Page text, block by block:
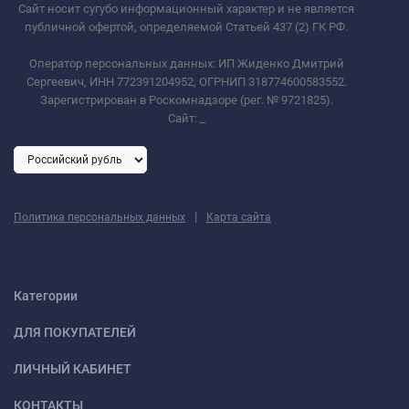
Сайт носит сугубо информационный характер и не является
публичной офертой, определяемой Статьей 437 (2) ГК РФ.
Оператор персональных данных: ИП Жиденко Дмитрий
Сергеевич, ИНН 772391204952, ОГРНИП 318774600583552.
Зарегистрирован в Роскомнадзоре (рег. № 9721825).
Сайт:
Политика персональных данных | Карта сайта
Категории
ДЛЯ ПОКУПАТЕЛЕЙ
ЛИЧНЫЙ КАБИНЕТ
КОНТАКТЫ